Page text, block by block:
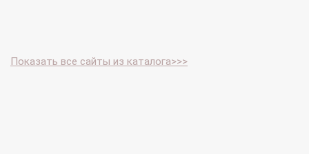
Показать все сайты из каталога>>>